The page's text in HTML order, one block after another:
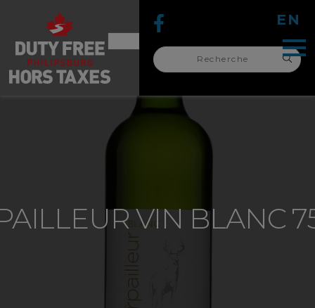
pour :
EN
recherche
pour :
VIN BLANC